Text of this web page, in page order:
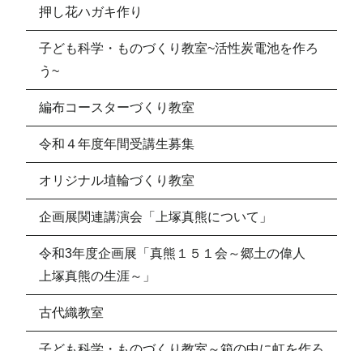
押し花ハガキ作り
子ども科学・ものづくり教室~活性炭電池を作ろ
う~
編布コースターづくり教室
令和４年度年間受講生募集
オリジナル埴輪づくり教室
企画展関連講演会「上塚真熊について」
令和3年度企画展「真熊１５１会～郷土の偉人
上塚真熊の生涯～」
古代織教室